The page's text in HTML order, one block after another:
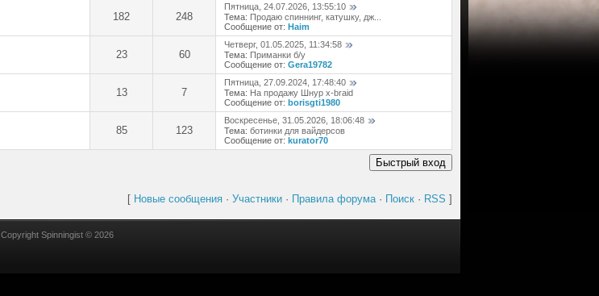
182 248
Пятница, 24.07.2026, 13:55:10
Тема: Продаю спиннинг, катушку, дж...
Сообщение от: Haim
23 60
Четверг, 01.05.2025, 11:34:58
Тема: Приманки б/у
Сообщение от: Gera19782
13 7
Пятница, 27.09.2024, 17:48:40
Тема: На продажу Шнур x-braid
Сообщение от: borisgti1980
85 123
Воскресенье, 31.05.2026, 18:06:48
Тема: ботинки для вайдерсов
Сообщение от: kurator70
[ Новые сообщения · Участники · Правила форума· Поиск · RSS ]
Copyright Spinningist © 2026